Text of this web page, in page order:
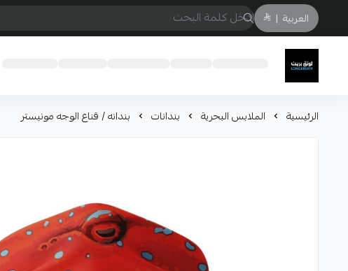
العربية |
لونق بريث
الرئيسية الملابس البحرية بندانات بندانه / قناع الوجه مونيستر